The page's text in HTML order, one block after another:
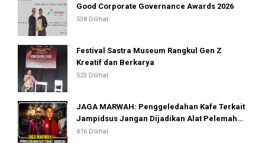
Good Corporate Governance Awards 2026
538 Dilihat
Festival Sastra Museum Rangkul Gen Z
Kreatif dan Berkarya
523 Dilihat
JAGA MARWAH: Penggeledahan Kafe Terkait
Jampidsus Jangan Dijadikan Alat Pelemahan
Kejaksaan RI
476 Dilihat